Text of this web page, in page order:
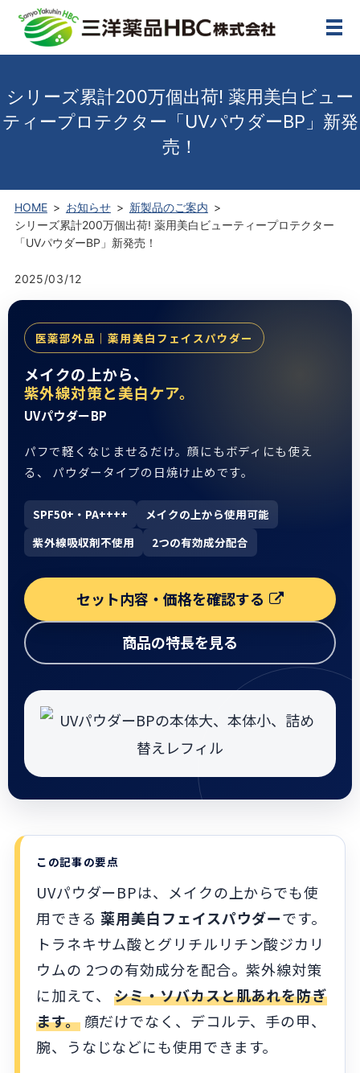
メ
シリーズ累計200万個出荷! 薬用美白ビュー
ティープロテクター「UVパウダーBP」新発
売！
HOME お知らせ
新製品のご案内
シリーズ累計200万個出荷! 薬用美白ビューティープロテクター
「UVパウダーBP」新発売！
2025/03/12
医薬部外品｜薬用美白フェイスパウダー
メイクの上から、
紫外線対策と美白ケア。
UVパウダーBP
パフで軽くなじませるだけ。顔にもボディにも使え
る、 パウダータイプの日焼け止めです。
SPF50+・PA++++
メイクの上から使用可能
紫外線吸収剤不使用
2つの有効成分配合
セット内容・価格を確認する
商品の特長を見る
この記事の要点
UVパウダーBPは、メイクの上からでも使
用できる 薬用美白フェイスパウダーです。
トラネキサム酸とグリチルリチン酸ジカリ
ウムの 2つの有効成分を配合。紫外線対策
に加えて、シミ・ソバカスと肌あれを防ぎ
ます。顔だけでなく、デコルテ、手の甲、
腕、うなじなどにも使用できます。